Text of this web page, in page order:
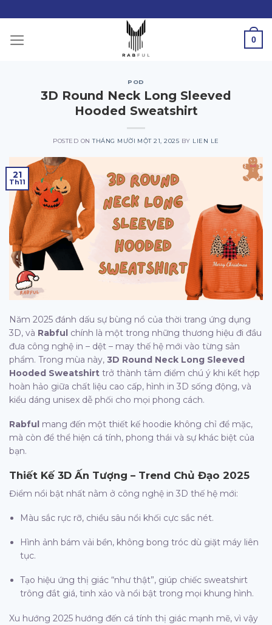
to
content
0
POD
3D Round Neck Long Sleeved
Hooded Sweatshirt
POSTED ONTHÁNG MƯỜI MỘT 21, 2025 BY LIEN LE
21
Th11
Năm 2025 đánh dấu sự bùng nổ của thời trang ứng dụng
3D, và Rabful chính là một trong những thương hiệu đi đầu
đưa công nghệ in – dệt – may thế hệ mới vào từng sản
phẩm. Trong mùa này, 3D Round Neck Long Sleeved
Hooded Sweatshirt trở thành tâm điểm chú ý khi kết hợp
hoàn hảo giữa chất liệu cao cấp, hình in 3D sống động, và
kiểu dáng unisex dễ phối cho mọi phong cách.
Rabful mang đến một thiết kế hoodie không chỉ để mặc,
mà còn để thể hiện cá tính, phong thái và sự khác biệt của
bạn.
Thiết Kế 3D Ấn Tượng – Trend Chủ Đạo 2025
Điểm nổi bật nhất nằm ở công nghệ in 3D thế hệ mới:
Màu sắc rực rỡ, chiều sâu nổi khối cực sắc nét.
Hình ảnh bám vải bền, không bong tróc dù giặt máy liên
tục.
Tạo hiệu ứng thị giác “như thật”, giúp chiếc sweatshirt
trông đắt giá, tinh xảo và nổi bật trong mọi khung hình.
Xu hướng 2025 hướng đến cá tính thị giác mạnh mẽ, vì vậy